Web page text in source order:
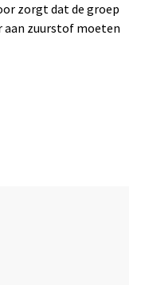
zorgt dat de groep
aan zuurstof moeten